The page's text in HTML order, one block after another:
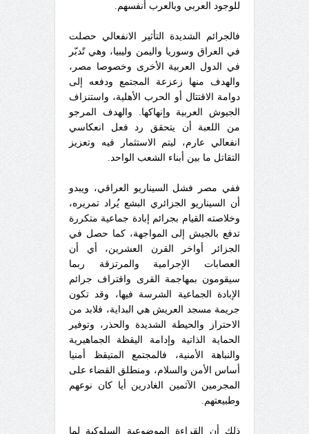
للوجود العربي وبالعرب أنفسهم.
فالجرائم الشديدة التأثير الانفعالي حصلت
في العراق وسوريا واليمن وليبيا، وهي تًدبّر
في الدول العربية الأخرى وخصوصا مصر،
والهدف منها زعزعة المجتمع ودفعه إلى
دوامة الاقتتال أو الحرب الأهلية، واستنزاف
الجيوش العربية وإنهاكها. والهدف المرجو
من اللعبة أن يتحقق رد فعل انعكاسي
انفعالي عارم، ليتم الاستثمار فيه وتعزيز
التقاتل ما بين أبناء الشعب الواحد.
ففي مصر فشل السيناريو العراقي، ويبدو
أن السيناريو الجزائري البشع يُراد تمريره،
وخلاصته القيام بجرائم إبادة جماعية متكررة
تدفع بالجيش إلى المواجهة، كما حصل في
الجزائر أواخر القرن العشرين، أي أن
العصابات الإجرامية والمرتزقة ربما
سيقومون بمهاجمة القرى واقتراف جرائم
الإبادة الجماعية الشرسة فيها، وقد تكون
جريمة مسجد العريش هي البداية، فلابد من
الاحتراز والحيطة الشديدة والحذر، وتوفير
الحماية الذاتية وإدامة اليقظة الجماهيرية
والنباهة الأمنية، فالمجتمع المتيقظ أمنيا
أساس الأمن والسلام، ومنطلق القضاء على
المجرمين الآثمين الغادرين أيا كان نوعهم
وطبيعتهم.
ذلك أن القراءة الموضوعية السلوكية لما